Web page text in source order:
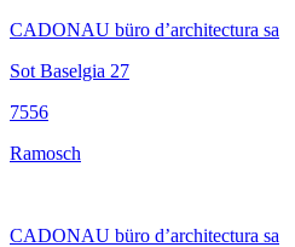
CADONAU büro d’architectura sa
Sot Baselgia 27
7556
Ramosch
CADONAU büro d’architectura sa